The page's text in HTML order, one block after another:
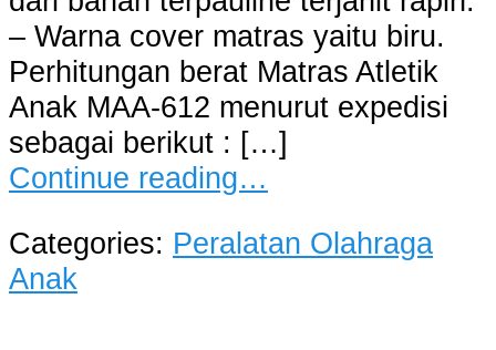
– Warna cover matras yaitu biru.
Perhitungan berat Matras Atletik
Anak MAA-612 menurut expedisi
sebagai berikut : […]
Continue reading…
Categories: Peralatan Olahraga
Anak